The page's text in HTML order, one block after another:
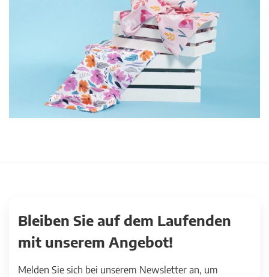
Bleiben Sie auf dem Laufenden
mit unserem Angebot!
Melden Sie sich bei unserem Newsletter an, um